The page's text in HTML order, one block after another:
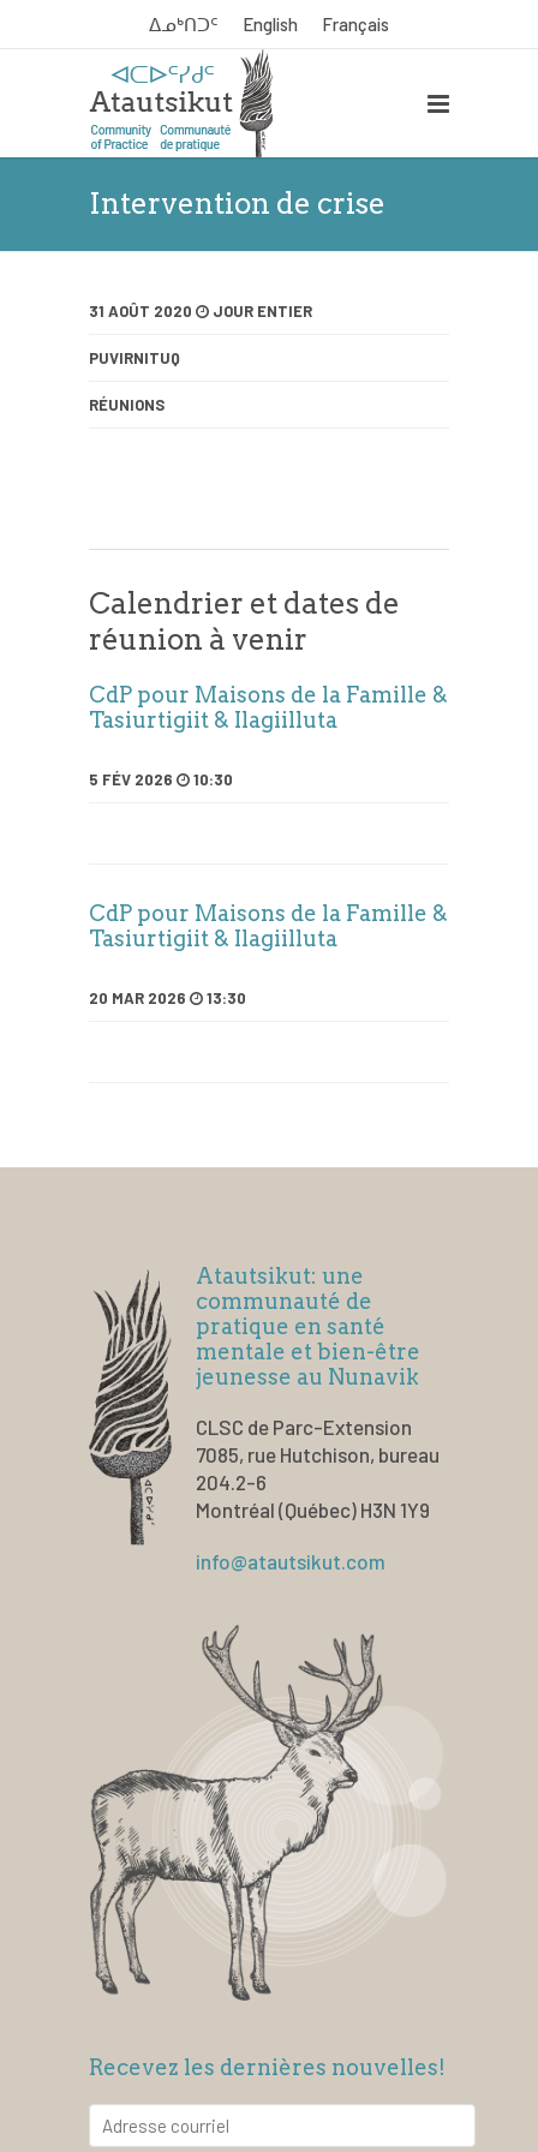
ᐃᓄᒃᑎᑐᑦ English Français
Intervention de crise
31 AOÛT 2020 JOUR ENTIER
PUVIRNITUQ
RÉUNIONS
Calendrier et dates de
réunion à venir
CdP pour Maisons de la Famille &
Tasiurtigiit & Ilagiilluta
5 FÉV 2026 10:30
CdP pour Maisons de la Famille &
Tasiurtigiit & Ilagiilluta
20 MAR 2026 13:30
Atautsikut: une
communauté de
pratique en santé
mentale et bien-être
jeunesse au Nunavik
CLSC de Parc-Extension
7085, rue Hutchison, bureau
204.2-6
Montréal (Québec) H3N 1Y9
info@atautsikut.com
Recevez les dernières nouvelles!